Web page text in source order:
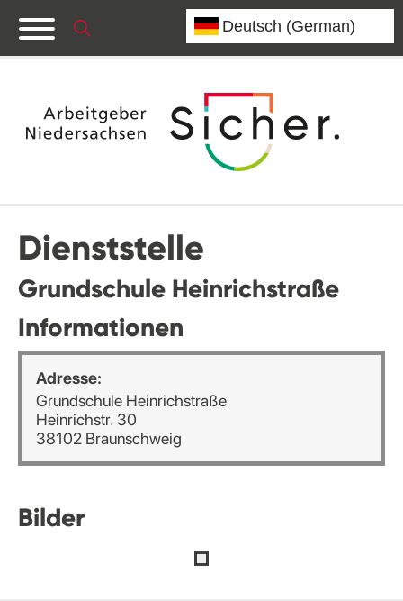
Dienststelle
Grundschule Heinrichstraße
Informationen
Adresse:
Grundschule Heinrichstraße
Heinrichstr. 30
38102 Braunschweig
Bilder